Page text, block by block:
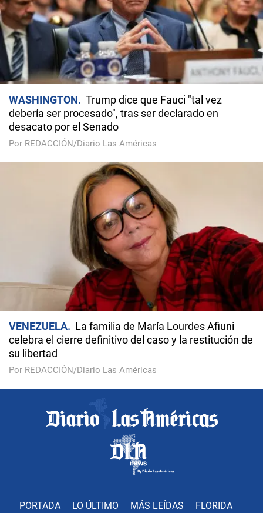
WASHINGTON
Trump dice que Fauci "tal vez
debería ser procesado", tras ser declarado en
desacato por el Senado
Por REDACCIÓN/Diario Las Américas
VENEZUELA
La familia de María Lourdes Afiuni
celebra el cierre definitivo del caso y la restitución de
su libertad
Por REDACCIÓN/Diario Las Américas
PORTADA LO ÚLTIMO MÁS LEÍDAS FLORIDA